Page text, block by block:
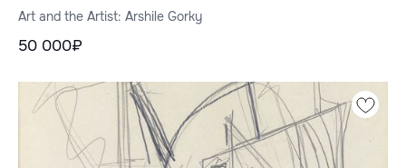
Art and the Artist: Arshile Gorky
50 000₽